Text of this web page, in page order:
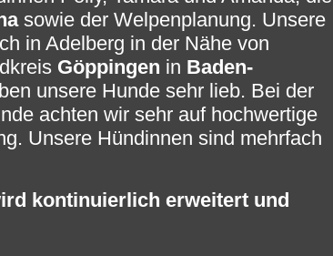
sowie der Welpenplanung. Unsere
in Adelberg in der Nähe von
Göppingen in Baden-
unsere Hunde sehr lieb. Bei der
achten wir sehr auf hochwertige
Unsere Hündinnen sind mehrfach
kontinuierlich erweitert und